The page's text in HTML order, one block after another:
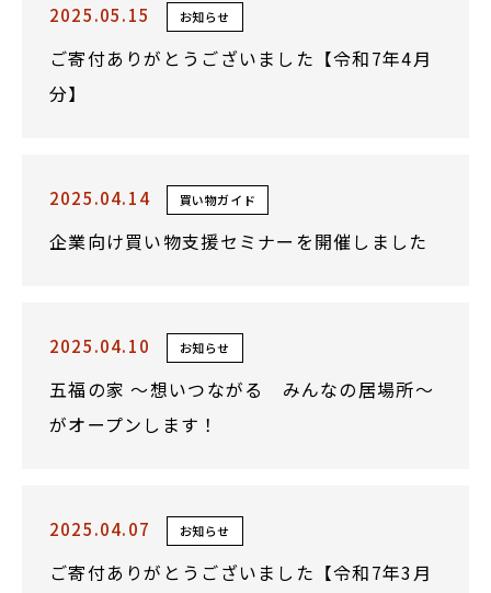
2025.05.15 お知らせ
ご寄付ありがとうございました【令和7年4月
分】
2025.04.14 買い物ガイド
企業向け買い物支援セミナーを開催しました
2025.04.10 お知らせ
五福の家 ～想いつながる みんなの居場所～
がオープンします！
2025.04.07 お知らせ
ご寄付ありがとうございました【令和7年3月